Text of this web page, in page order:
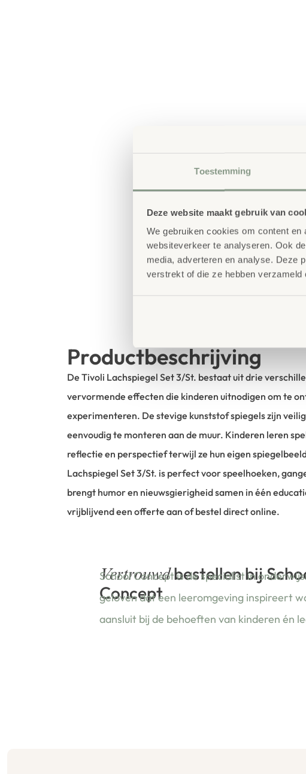
Toestemming
Deze website maakt gebruik van
We gebruiken cookies om content
websiteverkeer te analyseren. Ook
media, adverteren en analyse. Deze
verstrekt of die ze hebben
Productbeschrijving
De Tivoli Lachspiegel Set 3/St. bestaat uit drie
vervormende effecten die kinderen uitnodigen om te
experimenteren. De stevige kunststof spiegels zijn
eenvoudig te monteren aan de muur. Kinderen leren
reflectie en perspectief terwijl ze hun eigen
Lachspiegel Set 3/St. is perfect voor speelhoeken,
brengt humor en nieuwsgierigheid samen in één
vrijblijvend een offerte aan of bestel direct online.
Vertrouwdbestellen bij
Concept
School Concept is de specialist in
geloven dat een leeromgeving inspireert
aansluit bij de behoeften van kinderen én